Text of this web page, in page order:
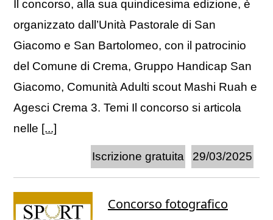
Il concorso, alla sua quindicesima edizione, è
organizzato dall’Unità Pastorale di San
Giacomo e San Bartolomeo, con il patrocinio
del Comune di Crema, Gruppo Handicap San
Giacomo, Comunità Adulti scout Mashi Ruah e
Agesci Crema 3. Temi Il concorso si articola
nelle [...]
29/03/2025
Iscrizione gratuita
Concorso fotografico